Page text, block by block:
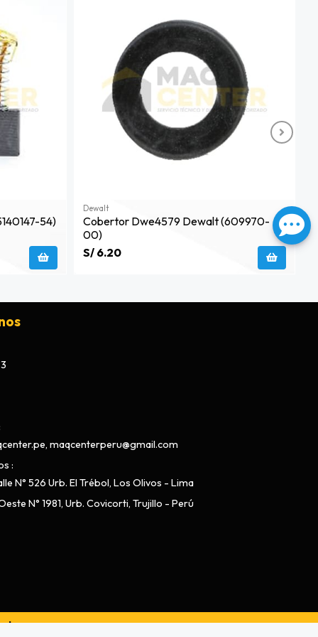
54)
Dewalt
Cobertor Dwe4579 Dewalt (609970-
00)
S/ 6.20
maqcenterperu@gmail.com
N° 526 Urb. El Trébol, Los Olivos - Lima
N° 1981, Urb. Covicorti, Trujillo - Perú
porBsale